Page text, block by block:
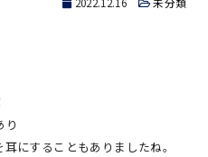
り
にすることもありましたね。